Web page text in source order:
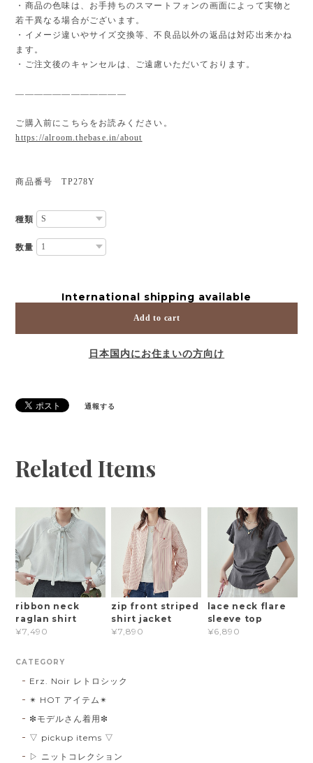
・商品の色味は、お手持ちのスマートフォンの画面によって実物と
若干異なる場合がございます。
・イメージ違いやサイズ交換等、不良品以外の返品は対応出来かね
ます。
・ご注文後のキャンセルは、ご遠慮いただいております。
————————————
ご購入前にこちらをお読みください。
https://alroom.thebase.in/about
商品番号 TP278Y
種類
数量
International shipping available
Add to cart
日本国内にお住まいの方向け
通報する
Related Items
ribbon neck
raglan shirt
¥7,490
zip front striped
shirt jacket
¥7,890
lace neck flare
sleeve top
¥6,890
CATEGORY
Erz. Noir レトロシック
✴︎ HOT アイテム✴︎
❇︎モデルさん着用❇︎
▽ pickup items ▽
▷ ニットコレクション